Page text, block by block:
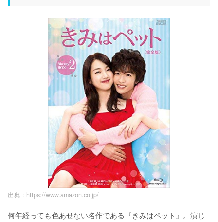
出典 : https://www.amazon.co.jp/
何年経っても色あせない名作である『きみはペット』。演じ